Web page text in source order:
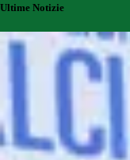
Ultime Notizie